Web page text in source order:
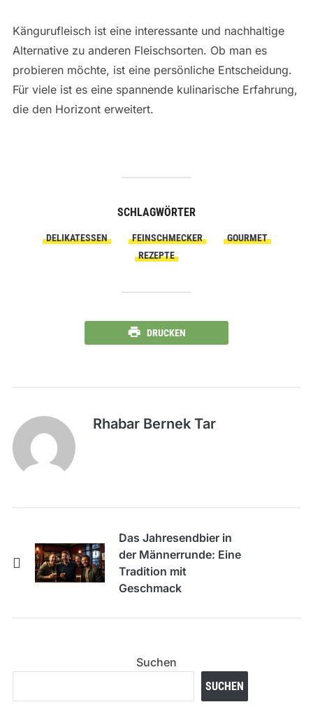
Kängurufleisch ist eine interessante und nachhaltige
Alternative zu anderen Fleischsorten. Ob man es
probieren möchte, ist eine persönliche Entscheidung.
Für viele ist es eine spannende kulinarische Erfahrung,
die den Horizont erweitert.
SCHLAGWÖRTER
DELIKATESSEN FEINSCHMECKER
GOURMET
REZEPTE
DRUCKEN
Rhabar Bernek Tar
Das Jahresendbier in
der Männerrunde: Eine
Tradition mit
Geschmack
Suchen
SUCHEN